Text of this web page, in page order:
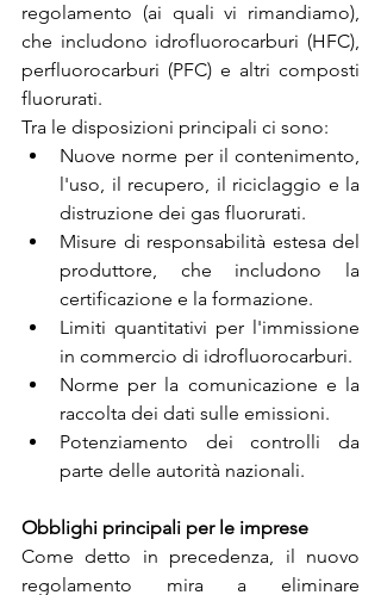
regolamento (ai quali vi rimandiamo),
che includono idrofluorocarburi (HFC),
perfluorocarburi (PFC) e altri composti
fluorurati.
Tra le disposizioni principali ci sono:
Nuove norme per il contenimento,
l'uso, il recupero, il riciclaggio e la
distruzione dei gas fluorurati.
Misure di responsabilità estesa del
produttore, che includono la
certificazione e la formazione.
Limiti quantitativi per l'immissione
in commercio di idrofluorocarburi.
Norme per la comunicazione e la
raccolta dei dati sulle emissioni.
Potenziamento dei controlli da
parte delle autorità nazionali.
Obblighi principali per le imprese
Come detto in precedenza, il nuovo
regolamento mira a eliminare